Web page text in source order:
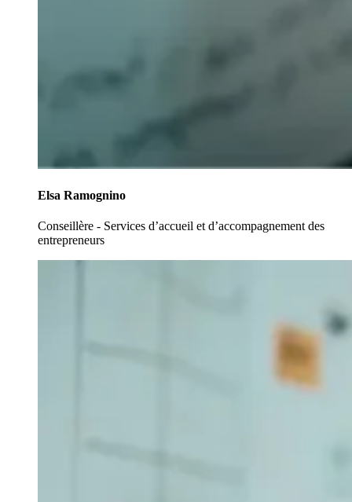
Elsa Ramognino
Conseillère - Services d’accueil et d’accompagnement des
entrepreneurs